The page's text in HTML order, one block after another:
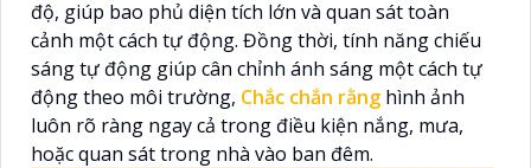
độ, giúp bao phủ diện tích lớn và quan sát toàn
cảnh một cách tự động. Đồng thời, tính năng chiếu
sáng tự động giúp cân chỉnh ánh sáng một cách tự
động theo môi trường, Chắc chắn rằng hình ảnh
luôn rõ ràng ngay cả trong điều kiện nắng, mưa,
hoặc quan sát trong nhà vào ban đêm.